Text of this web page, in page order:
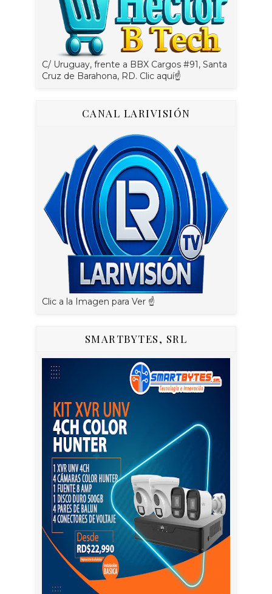
C/ Uruguay, frente a BBX Cargos #91, Santa
Cruz de Barahona, RD. Clic aquí☝
CANAL LARIVISIÓN
Clic a la Imagen para Ver ☝️
SMARTBYTES, SRL